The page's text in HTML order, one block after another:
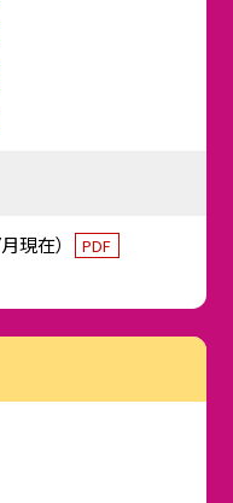
現在） PDF